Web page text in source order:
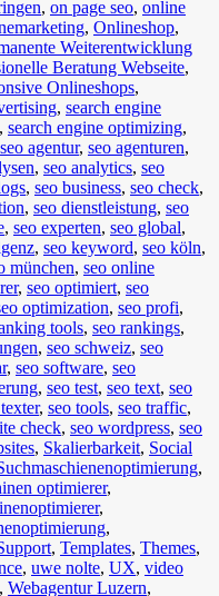
, on page seo, online
, Onlineshop,
Weiterentwicklung
Beratung Webseite,
Onlineshops,
, search engine
, search engine optimizing,
seo agentur, seo agenturen,
, seo analytics, seo
, seo business, seo check,
, seo dienstleistung, seo
, seo experten, seo global,
, seo keyword, seo köln,
münchen, seo online
, seo optimiert, seo
optimization, seo profi,
tools, seo rankings,
, seo schweiz, seo
, seo software, seo
, seo test, seo text, seo
, seo tools, seo traffic,
check, seo wordpress, seo
, Skalierbarkeit, Social
,
optimierer,
,
,
, Templates, Themes,
, uwe nolte, UX, video
, Webagentur Luzern,